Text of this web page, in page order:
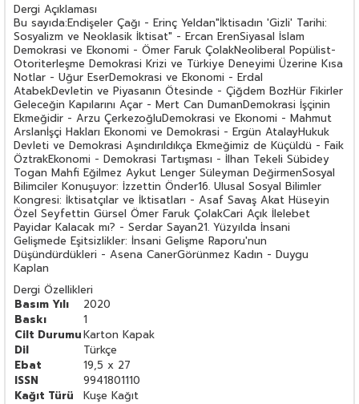
Dergi Açıklaması
Bu sayıda:Endişeler Çağı - Erinç Yeldan"İktisadın 'Gizli' Tarihi:
Sosyalizm ve Neoklasik İktisat" - Ercan ErenSiyasal İslam
Demokrasi ve Ekonomi - Ömer Faruk ÇolakNeoliberal Popülist-
Otoriterleşme Demokrasi Krizi ve Türkiye Deneyimi Üzerine Kısa
Notlar - Uğur EserDemokrasi ve Ekonomi - Erdal
AtabekDevletin ve Piyasanın Ötesinde - Çiğdem BozHür Fikirler
Geleceğin Kapılarını Açar - Mert Can DumanDemokrasi İşçinin
Ekmeğidir - Arzu ÇerkezoğluDemokrasi ve Ekonomi - Mahmut
Arslanİşçi Hakları Ekonomi ve Demokrasi - Ergün AtalayHukuk
Devleti ve Demokrasi Aşındırıldıkça Ekmeğimiz de Küçüldü - Faik
ÖztrakEkonomi - Demokrasi Tartışması - İlhan Tekeli Sübidey
Togan Mahfi Eğilmez Aykut Lenger Süleyman DeğirmenSosyal
Bilimciler Konuşuyor: İzzettin Önder16. Ulusal Sosyal Bilimler
Kongresi: İktisatçılar ve İktisatları - Asaf Savaş Akat Hüseyin
Özel Seyfettin Gürsel Ömer Faruk ÇolakCari Açık İlelebet
Payidar Kalacak mı? - Serdar Sayan21. Yüzyılda İnsani
Gelişmede Eşitsizlikler: İnsani Gelişme Raporu'nun
Düşündürdükleri - Asena CanerGörünmez Kadın - Duygu
Kaplan
Dergi Özellikleri
Basım Yılı
2020
Baskı
1
Cilt DurumuKarton Kapak
Dil
Türkçe
Ebat
19,5 x 27
ISSN
9941801110
Kağıt Türü
Kuşe Kağıt